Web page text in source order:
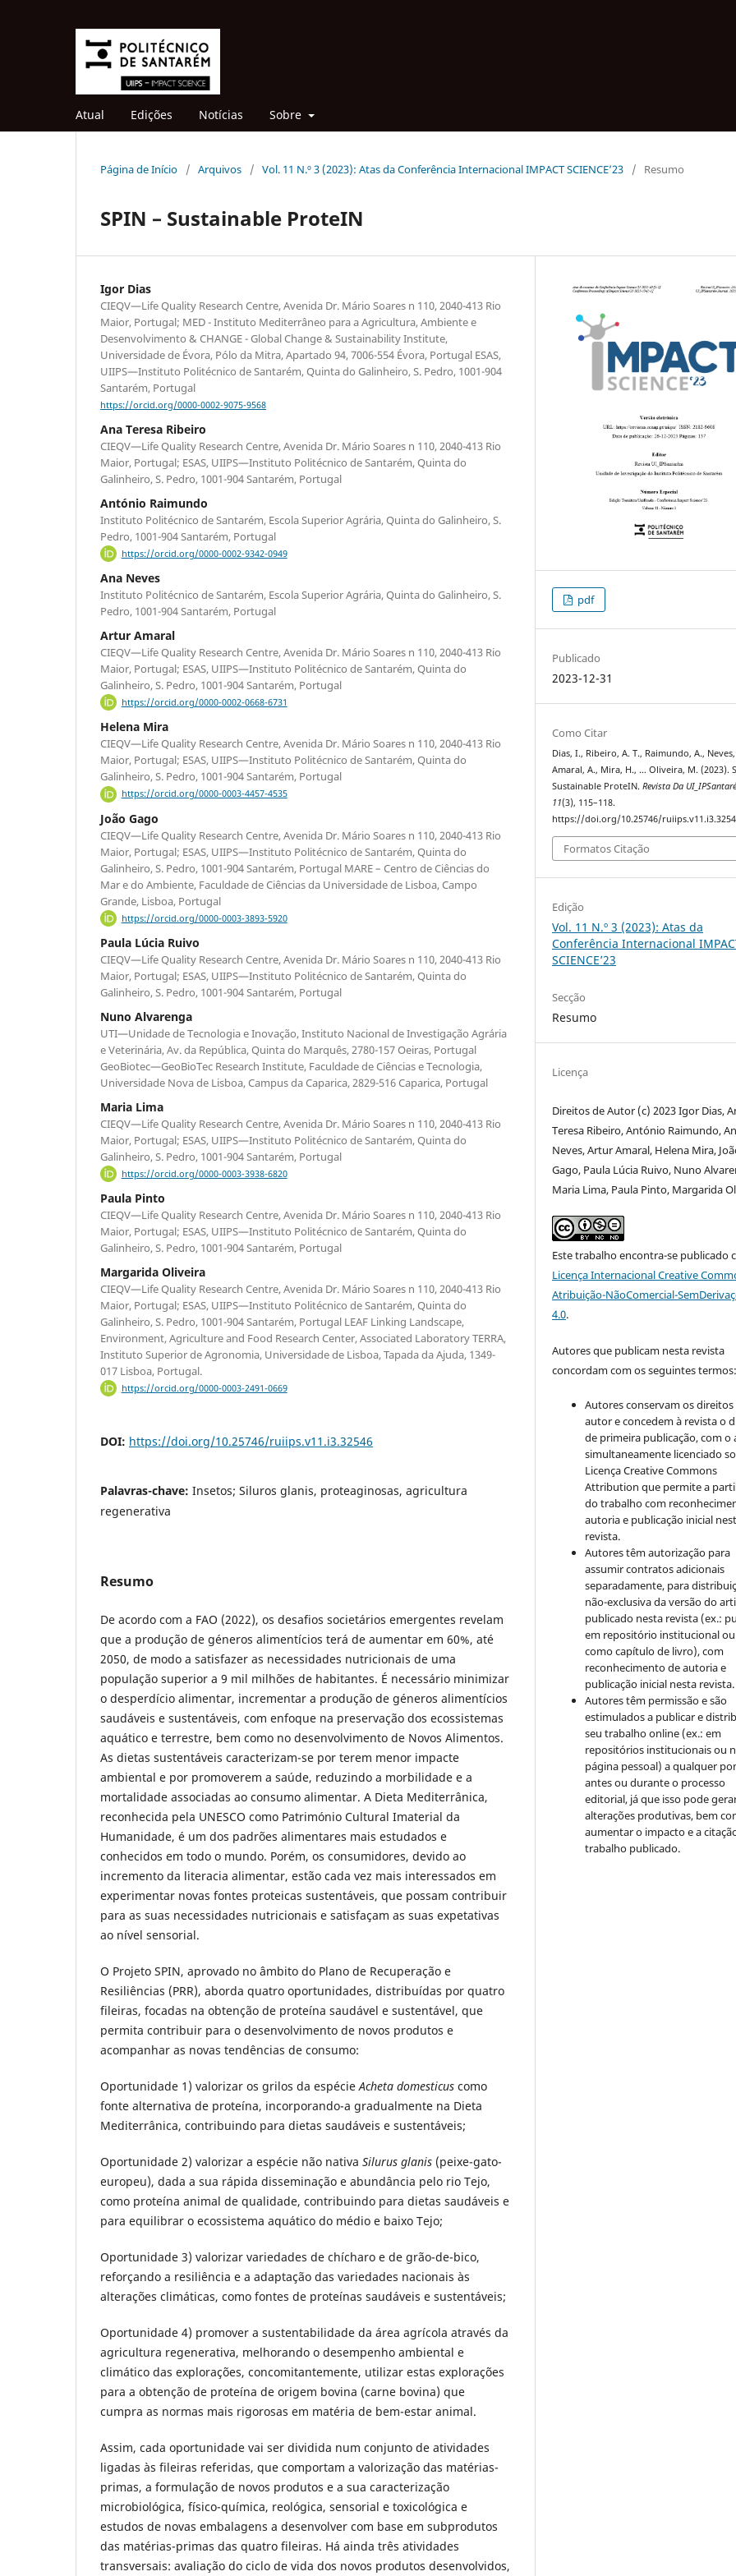
Atual Edições Notícias Sobre
Página de Início / Arquivos / Vol. 11 N.º 3 (2023): Atas da Conferência Internacional IMPACT SCIENCE’23 / Resumo
SPIN – Sustainable ProteIN
Igor Dias
CIEQV—Life Quality Research Centre, Avenida Dr. Mário Soares n 110, 2040-413 Rio
Maior, Portugal; MED - Instituto Mediterrâneo para a Agricultura, Ambiente e
Desenvolvimento & CHANGE - Global Change & Sustainability Institute,
Universidade de Évora, Pólo da Mitra, Apartado 94, 7006-554 Évora, Portugal ESAS,
UIIPS—Instituto Politécnico de Santarém, Quinta do Galinheiro, S. Pedro, 1001-904
Santarém, Portugal
https://orcid.org/0000-0002-9075-9568
Ana Teresa Ribeiro
CIEQV—Life Quality Research Centre, Avenida Dr. Mário Soares n 110, 2040-413 Rio
Maior, Portugal; ESAS, UIIPS—Instituto Politécnico de Santarém, Quinta do
Galinheiro, S. Pedro, 1001-904 Santarém, Portugal
António Raimundo
Instituto Politécnico de Santarém, Escola Superior Agrária, Quinta do Galinheiro, S.
Pedro, 1001-904 Santarém, Portugal
https://orcid.org/0000-0002-9342-0949
Ana Neves
Instituto Politécnico de Santarém, Escola Superior Agrária, Quinta do Galinheiro, S.
Pedro, 1001-904 Santarém, Portugal
Artur Amaral
CIEQV—Life Quality Research Centre, Avenida Dr. Mário Soares n 110, 2040-413 Rio
Maior, Portugal; ESAS, UIIPS—Instituto Politécnico de Santarém, Quinta do
Galinheiro, S. Pedro, 1001-904 Santarém, Portugal
https://orcid.org/0000-0002-0668-6731
Helena Mira
CIEQV—Life Quality Research Centre, Avenida Dr. Mário Soares n 110, 2040-413 Rio
Maior, Portugal; ESAS, UIIPS—Instituto Politécnico de Santarém, Quinta do
Galinheiro, S. Pedro, 1001-904 Santarém, Portugal
https://orcid.org/0000-0003-4457-4535
João Gago
CIEQV—Life Quality Research Centre, Avenida Dr. Mário Soares n 110, 2040-413 Rio
Maior, Portugal; ESAS, UIIPS—Instituto Politécnico de Santarém, Quinta do
Galinheiro, S. Pedro, 1001-904 Santarém, Portugal MARE – Centro de Ciências do
Mar e do Ambiente, Faculdade de Ciências da Universidade de Lisboa, Campo
Grande, Lisboa, Portugal
https://orcid.org/0000-0003-3893-5920
Paula Lúcia Ruivo
CIEQV—Life Quality Research Centre, Avenida Dr. Mário Soares n 110, 2040-413 Rio
Maior, Portugal; ESAS, UIIPS—Instituto Politécnico de Santarém, Quinta do
Galinheiro, S. Pedro, 1001-904 Santarém, Portugal
Nuno Alvarenga
UTI—Unidade de Tecnologia e Inovação, Instituto Nacional de Investigação Agrária
e Veterinária, Av. da República, Quinta do Marquês, 2780-157 Oeiras, Portugal
GeoBiotec—GeoBioTec Research Institute, Faculdade de Ciências e Tecnologia,
Universidade Nova de Lisboa, Campus da Caparica, 2829-516 Caparica, Portugal
Maria Lima
CIEQV—Life Quality Research Centre, Avenida Dr. Mário Soares n 110, 2040-413 Rio
Maior, Portugal; ESAS, UIIPS—Instituto Politécnico de Santarém, Quinta do
Galinheiro, S. Pedro, 1001-904 Santarém, Portugal
https://orcid.org/0000-0003-3938-6820
Paula Pinto
CIEQV—Life Quality Research Centre, Avenida Dr. Mário Soares n 110, 2040-413 Rio
Maior, Portugal; ESAS, UIIPS—Instituto Politécnico de Santarém, Quinta do
Galinheiro, S. Pedro, 1001-904 Santarém, Portugal
Margarida Oliveira
CIEQV—Life Quality Research Centre, Avenida Dr. Mário Soares n 110, 2040-413 Rio
Maior, Portugal; ESAS, UIIPS—Instituto Politécnico de Santarém, Quinta do
Galinheiro, S. Pedro, 1001-904 Santarém, Portugal LEAF Linking Landscape,
Environment, Agriculture and Food Research Center, Associated Laboratory TERRA,
Instituto Superior de Agronomia, Universidade de Lisboa, Tapada da Ajuda, 1349-
017 Lisboa, Portugal.
https://orcid.org/0000-0003-2491-0669
DOI: https://doi.org/10.25746/ruiips.v11.i3.32546
Palavras-chave: Insetos; Siluros glanis, proteaginosas, agricultura
regenerativa
Resumo
De acordo com a FAO (2022), os desafios societários emergentes revelam
que a produção de géneros alimentícios terá de aumentar em 60%, até
2050, de modo a satisfazer as necessidades nutricionais de uma
população superior a 9 mil milhões de habitantes. É necessário minimizar
o desperdício alimentar, incrementar a produção de géneros alimentícios
saudáveis e sustentáveis, com enfoque na preservação dos ecossistemas
aquático e terrestre, bem como no desenvolvimento de Novos Alimentos.
As dietas sustentáveis caracterizam-se por terem menor impacte
ambiental e por promoverem a saúde, reduzindo a morbilidade e a
mortalidade associadas ao consumo alimentar. A Dieta Mediterrânica,
reconhecida pela UNESCO como Património Cultural Imaterial da
Humanidade, é um dos padrões alimentares mais estudados e
conhecidos em todo o mundo. Porém, os consumidores, devido ao
incremento da literacia alimentar, estão cada vez mais interessados em
experimentar novas fontes proteicas sustentáveis, que possam contribuir
para as suas necessidades nutricionais e satisfaçam as suas expetativas
ao nível sensorial.
O Projeto SPIN, aprovado no âmbito do Plano de Recuperação e
Resiliências (PRR), aborda quatro oportunidades, distribuídas por quatro
fileiras, focadas na obtenção de proteína saudável e sustentável, que
permita contribuir para o desenvolvimento de novos produtos e
acompanhar as novas tendências de consumo:
Oportunidade 1) valorizar os grilos da espécieAcheta domesticus como
fonte alternativa de proteína, incorporando-a gradualmente na Dieta
Mediterrânica, contribuindo para dietas saudáveis e sustentáveis;
Oportunidade 2) valorizar a espécie não nativa Silurus glanis (peixe-gato-
europeu), dada a sua rápida disseminação e abundância pelo rio Tejo,
como proteína animal de qualidade, contribuindo para dietas saudáveis e
para equilibrar o ecossistema aquático do médio e baixo Tejo;
Oportunidade 3) valorizar variedades de chícharo e de grão-de-bico,
reforçando a resiliência e a adaptação das variedades nacionais às
alterações climáticas, como fontes de proteínas saudáveis e sustentáveis;
Oportunidade 4) promover a sustentabilidade da área agrícola através da
agricultura regenerativa, melhorando o desempenho ambiental e
climático das explorações, concomitantemente, utilizar estas explorações
para a obtenção de proteína de origem bovina (carne bovina) que
cumpra as normas mais rigorosas em matéria de bem-estar animal.
Assim, cada oportunidade vai ser dividida num conjunto de atividades
ligadas às fileiras referidas, que comportam a valorização das matérias-
primas, a formulação de novos produtos e a sua caracterização
microbiológica, físico-química, reológica, sensorial e toxicológica e
estudos de novas embalagens a desenvolver com base em subprodutos
das matérias-primas das quatro fileiras. Há ainda três atividades
transversais: avaliação do ciclo de vida dos novos produtos desenvolvidos,
pdf
Publicado
2023-12-31
Como Citar
Dias, I., Ribeiro, A. T., Raimundo, A., Neves,
Amaral, A., Mira, H., … Oliveira, M. (2023).
Sustainable ProteIN.Revista Da
11(3), 115–118.
https://doi.org/10.25746/
Formatos Citação
Edição
Vol. 11 N.º 3 (2023): Atas da
Conferência Internacional
SCIENCE’23
Secção
Resumo
Licença
Direitos de Autor (c) 2023 Igor Dias,
Teresa Ribeiro, António Raimundo,
Neves, Artur Amaral, Helena Mira,
Gago, Paula Lúcia Ruivo, Nuno
Maria Lima, Paula Pinto, Margarida
Este trabalho encontra-se publicado
Licença Internacional Creative
Atribuição-NãoComercial-
4.0.
Autores que publicam nesta revista
concordam com os seguintes termos:
Autores conservam os direitos
autor e concedem à revista o
de primeira publicação, com o
simultaneamente licenciado
Licença Creative Commons
Attribution que permite a
do trabalho com
autoria e publicação inicial
revista.
Autores têm autorização para
assumir contratos adicionais
separadamente, para
não-exclusiva da versão do
publicado nesta revista (ex.:
em repositório institucional ou
como capítulo de livro), com
reconhecimento de autoria e
publicação inicial nesta revista.
Autores têm permissão e são
estimulados a publicar e
seu trabalho online (ex.: em
repositórios institucionais ou
página pessoal) a qualquer
antes ou durante o processo
editorial, já que isso pode
alterações produtivas, bem
aumentar o impacto e a
trabalho publicado.